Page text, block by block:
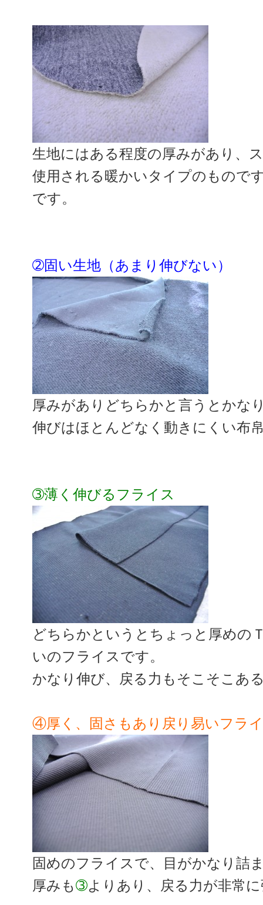
生地にはある程度の厚みがあり、
使用される暖かいタイプのもので
です。
➁固い生地（あまり伸びない）
厚みがありどちらかと言うとかな
伸びはほとんどなく動きにくい布
➂薄く伸びるフライス
どちらかというとちょっと厚めの
いのフライスです。
かなり伸び、戻る力もそこそこあ
④厚く、固さもあり戻り易いフラ
固めのフライスで、目がかなり詰
厚みも➂よりあり、戻る力が非常